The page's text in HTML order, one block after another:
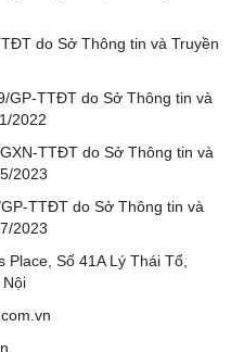
do Sở Thông tin và Truyền
GP-TTĐT do Sở Thông tin và
2022
TTĐT do Sở Thông tin và
2023
TTĐT do Sở Thông tin và
2023
Số 41A Lý Thái Tổ,